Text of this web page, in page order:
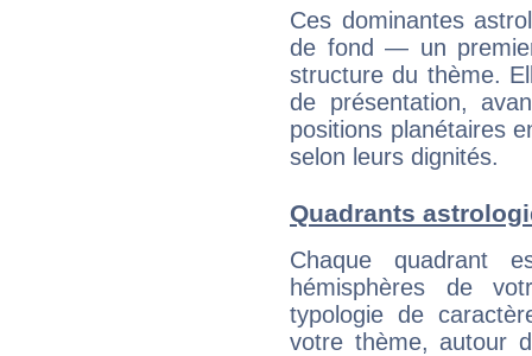
Ces dominantes
de fond — un
structure du thème.
de présentation,
positions planétaires
selon leurs dignités.
Quadrants
Chaque quadrant
hémisphères de
typologie de
votre thème, autour